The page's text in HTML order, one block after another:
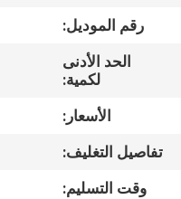
جولة
مراقبة
الجودة
رقم الموديل:
الحد الأدنى
لكمية:
الأسعار:
تفاصيل التغليف:
وقت التسليم: